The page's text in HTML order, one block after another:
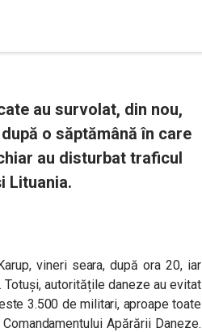
au survolat, din nou,
o săptămână în care
au disturbat traficul
Lituania.
vineri seara, după ora 20, iar
autoritățile daneze au evitat
3.500 de militari, aproape toate
Apărării Daneze.